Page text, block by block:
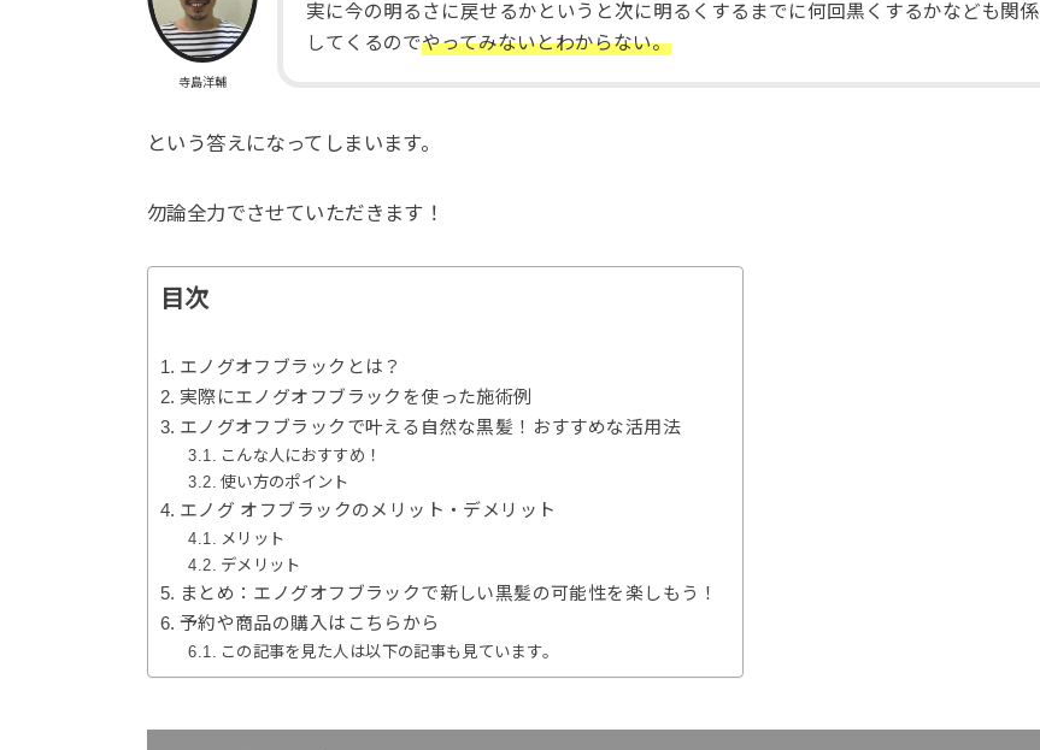
寺島洋輔
実に今の明るさに戻せるかというと次に明るくするまでに何回黒くするかなども関係
してくるのでやってみないとわからない。
という答えになってしまいます。
勿論全力でさせていただきます！
目次
エノグオフブラックとは？
実際にエノグオフブラックを使った施術例
エノグオフブラックで叶える自然な黒髪！おすすめな活用法
こんな人におすすめ！
使い方のポイント
エノグ オフブラックのメリット・デメリット
メリット
デメリット
まとめ：エノグオフブラックで新しい黒髪の可能性を楽しもう！
予約や商品の購入はこちらから
この記事を見た人は以下の記事も見ています。